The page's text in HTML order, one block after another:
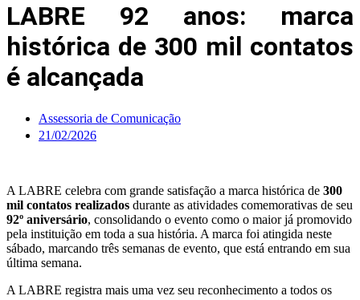
LABRE 92 anos: marca
histórica de 300 mil contatos
é alcançada
Assessoria de Comunicação
21/02/2026
A LABRE celebra com grande satisfação a marca histórica de 300
mil contatos realizados durante as atividades comemorativas de seu
92º aniversário, consolidando o evento como o maior já promovido
pela instituição em toda a sua história. A marca foi atingida neste
sábado, marcando três semanas de evento, que está entrando em sua
última semana.
A LABRE registra mais uma vez seu reconhecimento a todos os